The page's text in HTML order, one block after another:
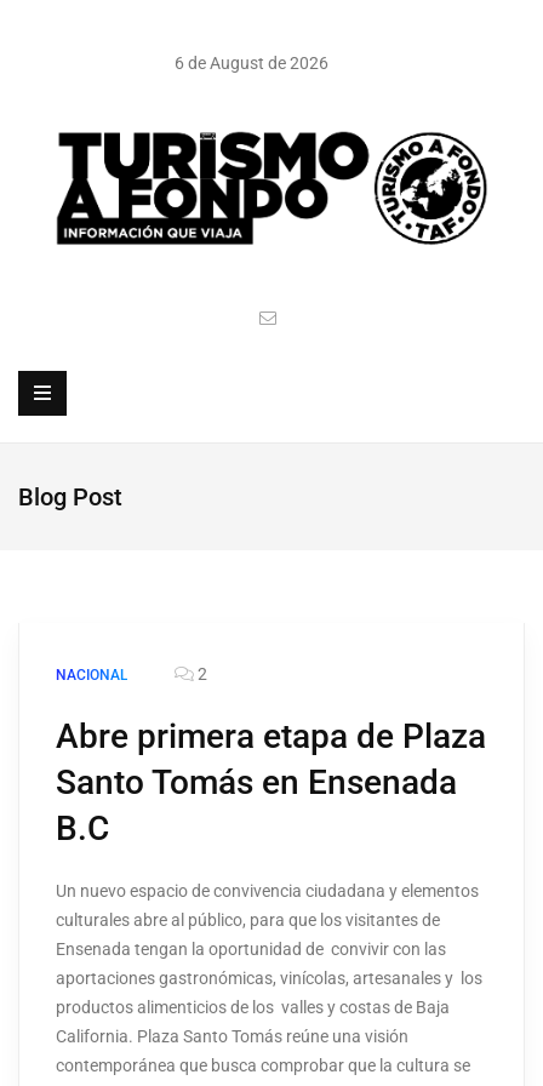
6 de August de 2026
Blog Post
NACIONAL 2
Abre primera etapa de Plaza
Santo Tomás en Ensenada
B.C
Un nuevo espacio de convivencia ciudadana y elementos
culturales abre al público, para que los visitantes de
Ensenada tengan la oportunidad de convivir con las
aportaciones gastronómicas, vinícolas, artesanales y los
productos alimenticios de los valles y costas de Baja
California. Plaza Santo Tomás reúne una visión
contemporánea que busca comprobar que la cultura se